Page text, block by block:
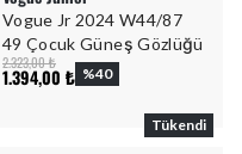
Vogue Jr 2024 W44/87
49 Çocuk Güneş Gözlüğü
2.323,00 ₺
1.394,00 ₺ %40
Tükendi